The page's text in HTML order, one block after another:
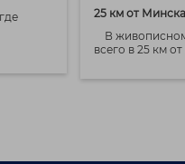
25 км от Минска
В живописном
всего в 25 км